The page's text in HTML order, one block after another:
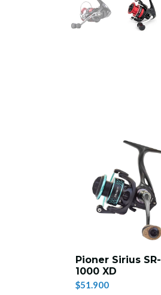
Pioner Sirius SR-
1000 XD
$51.900